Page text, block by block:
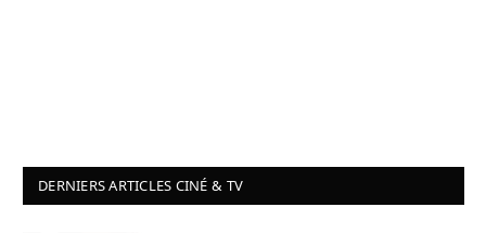
DERNIERS ARTICLES CINÉ & TV